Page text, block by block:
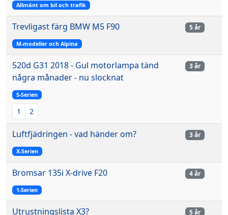
Allmänt om bil och trafik
Trevligast färg BMW M5 F90
M-modeller och Alpina
5 år
520d G31 2018 - Gul motorlampa tänd
några månader - nu slocknat
5-Serien
1 2
3 år
Luftfjädringen - vad händer om?
X-Serien
3 år
Bromsar 135i X-drive F20
1-Serien
4 år
Utrustningslista X3? 5 år